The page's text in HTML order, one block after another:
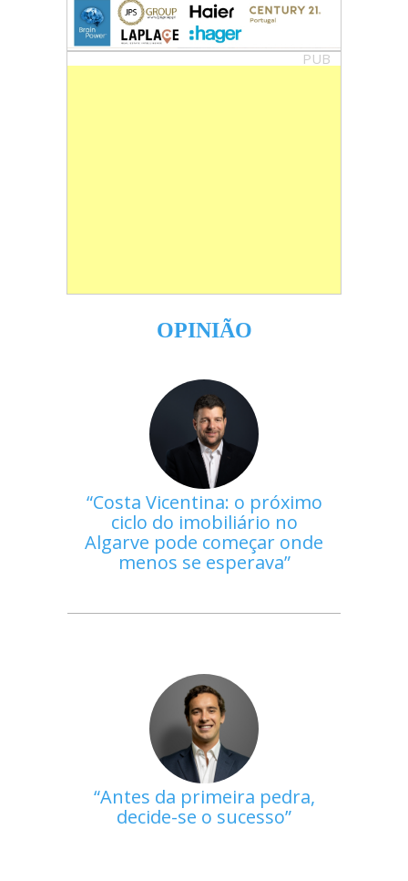
PUB
OPINIÃO
Costa Vicentina: o próximo
ciclo do imobiliário no
Algarve pode começar onde
menos se esperava
Antes da primeira pedra,
decide-se o sucesso